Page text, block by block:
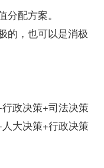
配方案。
的，也可以是消极
政决策+司法决策
大决策+行政决策